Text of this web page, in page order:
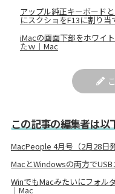
アップル純正キーボード
にスクショをF13に割り
iMacの画面下部をホワイ
たｗ｜Mac
この記事の編集者は以
MacPeople 4月号（2月28日発
MacとWindowsの両方で
WinでもMacみたいにフォル
｜Mac